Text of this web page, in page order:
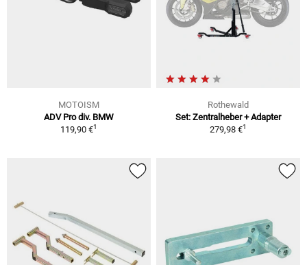
MOTOISM
ADV Pro div. BMW
119,90 €1
Rothewald
Set: Zentralheber + Adapter
279,98 €1